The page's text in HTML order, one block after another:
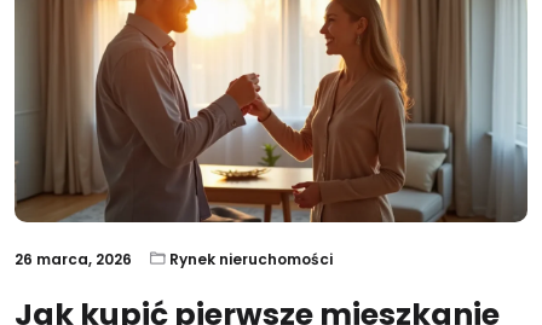
26 marca, 2026 Rynek nieruchomości
Jak kupić pierwsze mieszkanie